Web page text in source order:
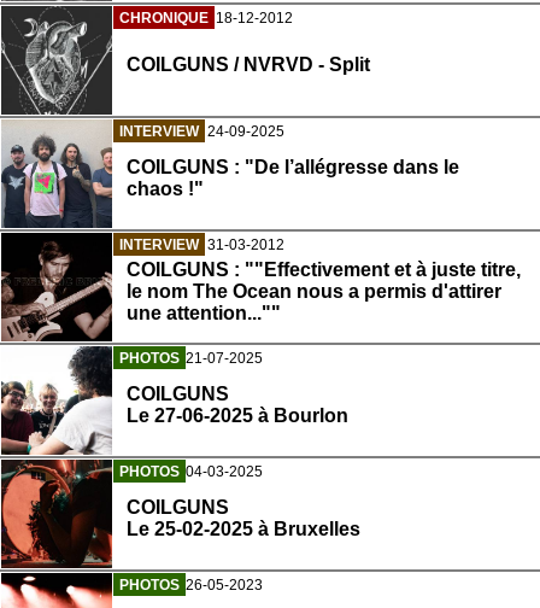
CHRONIQUE 18-12-2012
COILGUNS / NVRVD - Split
INTERVIEW 24-09-2025
COILGUNS : "De l’allégresse dans le
chaos !"
INTERVIEW 31-03-2012
COILGUNS : ""Effectivement et à juste titre,
le nom The Ocean nous a permis d'attirer
une attention...""
PHOTOS 21-07-2025
COILGUNS
Le 27-06-2025 à Bourlon
PHOTOS 04-03-2025
COILGUNS
Le 25-02-2025 à Bruxelles
PHOTOS 26-05-2023